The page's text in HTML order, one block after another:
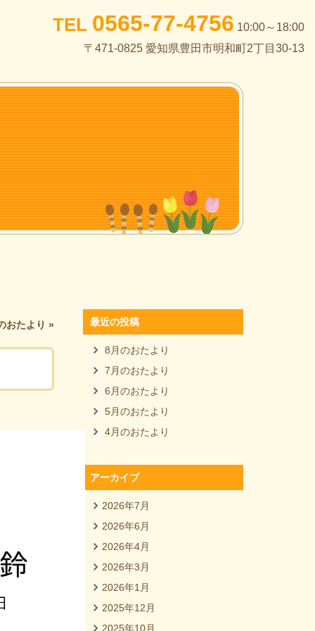
TEL 0565-77-4756 10:00～18:00
〒471-0825 愛知県豊田市明和町2丁目30-13
おたより » 最近の投稿
8月のおたより
7月のおたより
6月のおたより
5月のおたより
4月のおたより
アーカイブ
2026年7月
2026年6月
2026年4月
2026年3月
2026年1月
2025年12月
2025年10月